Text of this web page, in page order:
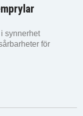
synnerhet
för